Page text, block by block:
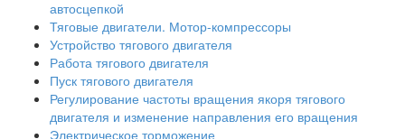
автосцепкой
Тяговые двигатели. Мотор-компрессоры
Устройство тягового двигателя
Работа тягового двигателя
Пуск тягового двигателя
Регулирование частоты вращения якоря тягового
двигателя и изменение направления его вращения
Электрическое торможение